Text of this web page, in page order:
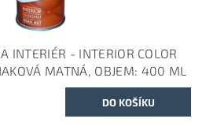
INTERIÉR - INTERIOR COLOR
MATNÁ, OBJEM: 400 ML